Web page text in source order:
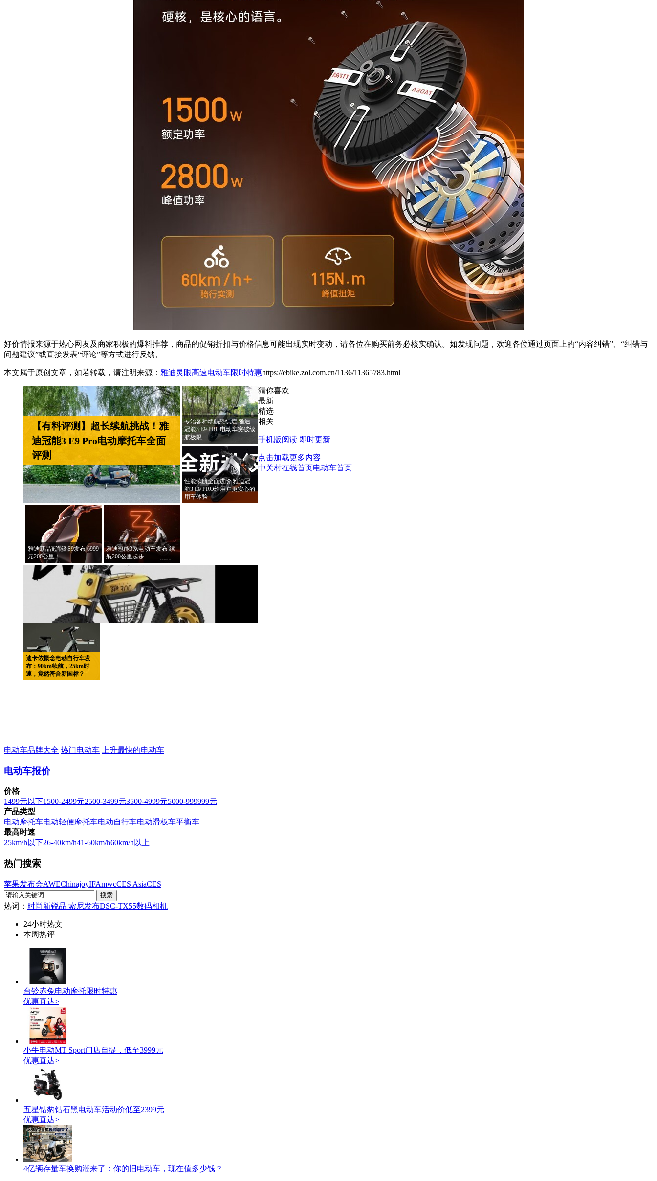
好价情报来源于热心网友及商家积极的爆料推荐，商品的促销折扣与价格信息可能出现实时变动，请各位在购买前务必核实确认。如发现问题，欢迎各位通过页面上的“内容纠错”、“纠错与
问题建议”或直接发表“评论”等方式进行反馈。
本文属于原创文章，如若转载，请注明来源： 雅迪灵眼高速电动车限时特惠https://ebike.zol.com.cn/1136/11365783.html
【有料评测】超长续航挑战！雅
迪冠能3 E9 Pro电动摩托车全面
评测
专治各种续航恐惧症 雅迪
冠能3 E9 PRO电动车突破续
航极限
性能续航全面进阶 雅迪冠
能3 E9 PRO给用户更安心的
用车体验
雅迪新品冠能3 S9发布 6999
元200公里！
雅迪冠能3系电动车发布 续
航200公里起步
迪卡侬概念电动自行车发
布：90km续航，25km时
速，竟然符合新国标？
猜你喜欢
最新
精选
相关
手机版阅读 即时更新
点击加载更多内容
中关村在线首页电动车首页
电动车品牌大全 热门电动车 上升最快的电动车
电动车报价
价格
1499元以下1500-2499元2500-3499元3500-4999元5000-999999元
产品类型
电动摩托车电动轻便摩托车电动自行车电动滑板车平衡车
最高时速
25km/h以下26-40km/h41-60km/h60km/h以上
热门搜索
苹果发布会AWEChinajoyIFAmwcCES AsiaCES
热词： 时尚新锐品 索尼发布DSC-TX55数码相机
24小时热文
本周热评
台铃赤兔电动摩托限时特惠
优惠直达>
小牛电动MT Sport门店自提，低至3999元
优惠直达>
五星钻豹钻石黑电动车活动价低至2399元
优惠直达>
4亿辆存量车换购潮来了：你的旧电动车，现在值多少钱？